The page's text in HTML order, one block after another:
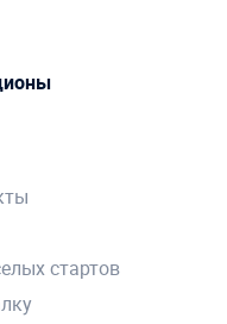
стартов